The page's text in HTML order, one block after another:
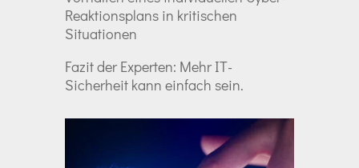
Reaktionsplans in kritischen
Situationen
Fazit der Experten: Mehr IT-
Sicherheit kann einfach sein.